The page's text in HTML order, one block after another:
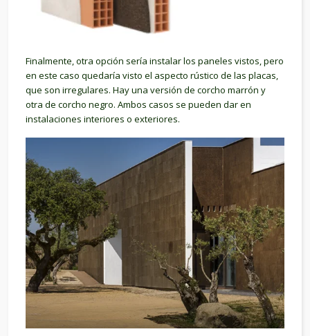
Finalmente, otra opción sería instalar los paneles vistos, pero
en este caso quedaría visto el aspecto rústico de las placas,
que son irregulares. Hay una versión de corcho marrón y
otra de corcho negro. Ambos casos se pueden dar en
instalaciones interiores o exteriores.